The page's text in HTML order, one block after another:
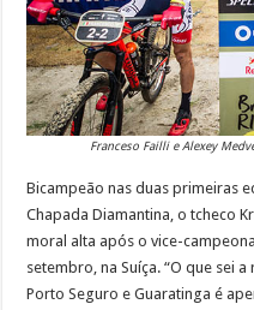
Franceso Failli e Alexey
Bicampeão nas duas primeiras
Chapada Diamantina, o tcheco
moral alta após o vice-
setembro, na Suíça. “O que sei
Porto Seguro e Guaratinga é